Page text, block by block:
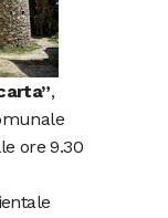
,
ore 9.30